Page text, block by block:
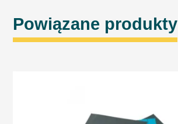
Powiązane produkty